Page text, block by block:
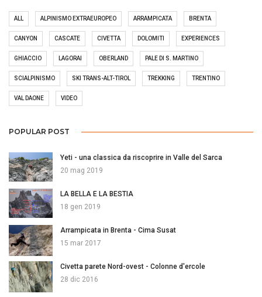
ALL ALPINISMO EXTRAEUROPEO ARRAMPICATA BRENTA
CANYON CASCATE CIVETTA DOLOMITI EXPERIENCES
GHIACCIO LAGORAI OBERLAND PALE DI S. MARTINO
SCIALPINISMO SKI TRANS-ALT-TIROL TREKKING TRENTINO
VAL DAONE VIDEO
POPULAR POST
Yeti - una classica da riscoprire in Valle del Sarca
20 mag 2019
LA BELLA E LA BESTIA
18 gen 2019
Arrampicata in Brenta - Cima Susat
15 mar 2017
Civetta parete Nord-ovest - Colonne d'ercole
28 dic 2016